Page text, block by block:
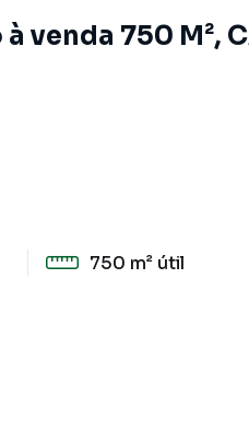
venda 750 M²,
750 m² útil